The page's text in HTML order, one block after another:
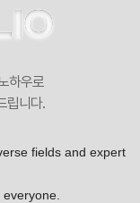
하우로
립니다.
fields and expert